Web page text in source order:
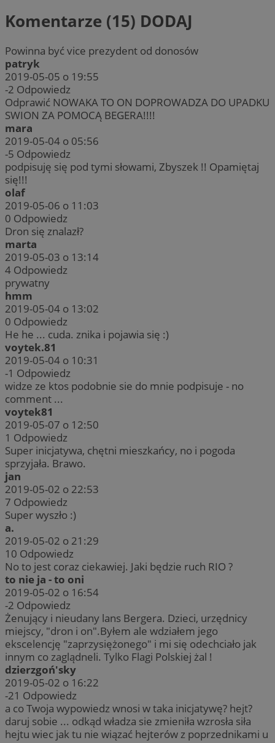
Komentarze (15) DODAJ
Powinna być vice prezydent od donosów
patryk
2019-05-05 o 19:55
-2 Odpowiedz
Odprawić NOWAKA TO ON DOPROWADZA DO UPADKU
SWION ZA POMOCĄ BEGERA!!!!
mara
2019-05-04 o 05:56
-5 Odpowiedz
podpisuję się pod tymi słowami, Zbyszek !! Opamiętaj
się!!!
olaf
2019-05-06 o 11:03
0 Odpowiedz
Dron się znalazł?
marta
2019-05-03 o 13:14
4 Odpowiedz
prywatny
hmm
2019-05-04 o 13:02
0 Odpowiedz
He he ... cuda. znika i pojawia się :)
voytek.81
2019-05-04 o 10:31
-1 Odpowiedz
widze ze ktos podobnie sie do mnie podpisuje - no
comment ...
voytek81
2019-05-07 o 12:50
1 Odpowiedz
Super inicjatywa, chętni mieszkańcy, no i pogoda
sprzyjała. Brawo.
jan
2019-05-02 o 22:53
7 Odpowiedz
Super wyszło :)
a.
2019-05-02 o 21:29
10 Odpowiedz
No to jest coraz ciekawiej. Jaki będzie ruch RIO ?
to nie ja - to oni
2019-05-02 o 16:54
-2 Odpowiedz
Żenujący i nieudany lans Bergera. Dzieci, urzędnicy
miejscy, "dron i on".Byłem ale wdziałem jego
ekscelencję "zaprzysiężonego" i mi się odechciało jak
innym co zaglądneli. Tylko Flagi Polskiej żal !
dzierzgoń'sky
2019-05-02 o 16:22
-21 Odpowiedz
a co Twoja wypowiedz wnosi w taka inicjatywę? hejt?
daruj sobie ... odkąd władza sie zmieniła wzrosła siła
hejtu wiec jak tu nie wiązać hejterów z poprzednikami u